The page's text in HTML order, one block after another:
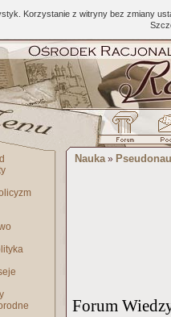
Korzystanie z witryny bez zmiany
Nauka»
Forum